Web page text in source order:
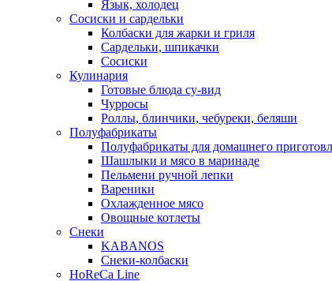
Язык, холодец
Сосиски и сардельки
Колбаски для жарки и гриля
Сардельки, шпикачки
Сосиски
Кулинария
Готовые блюда су-вид
Чурросы
Роллы, блинчики, чебуреки, беляши
Полуфабрикаты
Полуфабрикаты для домашнего
Шашлыки и мясо в маринаде
Пельмени ручной лепки
Вареники
Охлажденное мясо
Овощные котлеты
Снеки
KABANOS
Снеки-колбаски
HoReCa Line